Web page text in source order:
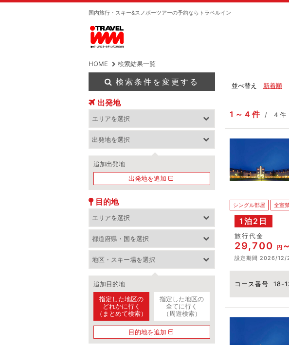
国内旅行・スキー&スノボーツアーの予約ならトラベルイン
HOME 検索結果一覧
並べ替え 新着順
1 4 件 4 件
シングル部屋 全室
1泊2日
コース番号 18-
旅行代金
29,700 円
設定期間 2026/12/
検索条件を変更する
出発地
追加出発地
出発地を追加
目的地
追加目的地
指定した地区の
どれかに行く
（まとめて検索）
指定した地区の
全てに行く
（周遊検索）
目的地を追加